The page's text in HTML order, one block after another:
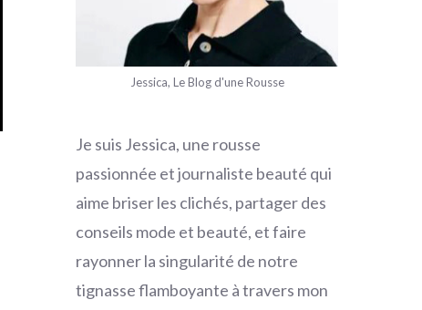
Jessica, Le Blog d'une Rousse
Je suis Jessica, une rousse
passionnée et journaliste beauté qui
aime briser les clichés, partager des
conseils mode et beauté, et faire
rayonner la singularité de notre
tignasse flamboyante à travers mon